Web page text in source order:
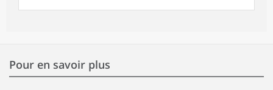
Pour en savoir plus